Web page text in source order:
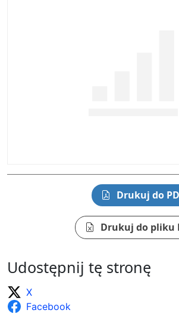
Drukuj do
Drukuj do pliku
Udostępnij tę stronę
X
Facebook